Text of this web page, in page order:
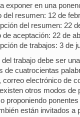
exponer en una
del resumen: 12 de
del resumen: 22
de aceptación: 22 de
de trabajos: 3 de
trabajo debe ser
de cuatrocientas
correo electrónico de
otros modos de
proponiendo
están invitados a